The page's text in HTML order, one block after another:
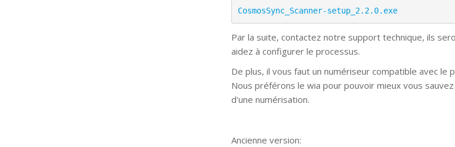
CosmosSync_Scanner-setup_2.2.0.exe
Par la suite, contactez notre support technique, ils
aidez à configurer le processus.
De plus, il vous faut un numériseur compatible avec le
Nous préférons le wia pour pouvoir mieux vous
d'une numérisation.
Ancienne version: